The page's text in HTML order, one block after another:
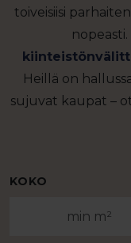
toiveisiisi
Heillä on
sujuvat kaupat –
KOKO